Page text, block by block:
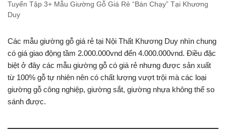
Tuyển Tập 3+ Mẫu Giường Gỗ Giá Rẻ “Bán Chạy” Tại Khương
Duy
Các mẫu giường gỗ giá rẻ tại Nội Thất Khương Duy nhìn chung
có giá giao động tầm 2.000.000vnd đến 4.000.000vnd. Điều đặc
biệt ở đây các mẫu giường gỗ có giá rẻ nhưng được sản xuất
từ 100% gỗ tự nhiên nên có chất lượng vượt trội mà các loại
giường gỗ công nghiệp, giường sắt, giường nhựa không thể so
sánh được.